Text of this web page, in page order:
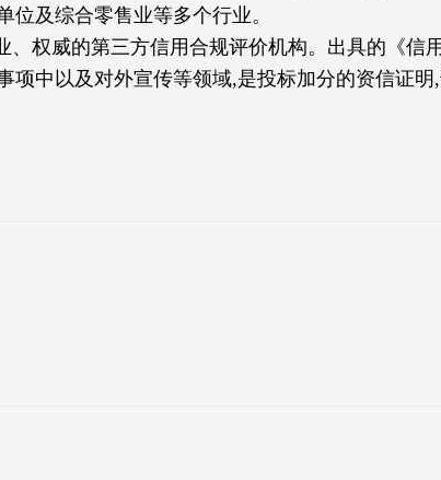
及综合零售业等多个行业。
权威的第三方信用合规评价机构。出具的《信
项中以及对外宣传等领域,是投标加分的资信证